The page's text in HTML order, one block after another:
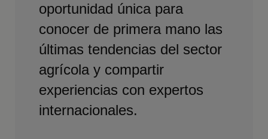
oportunidad única para
conocer de primera mano las
últimas tendencias del sector
agrícola y compartir
experiencias con expertos
internacionales.